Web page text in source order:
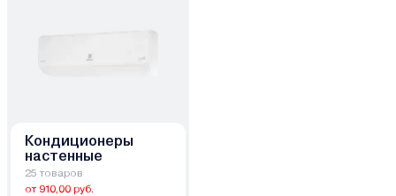
Кондиционеры
настенные
25 товаров
от 910,00 руб.